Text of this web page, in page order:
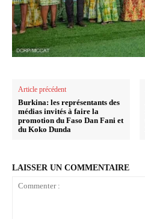
Article précédent
Burkina: les représentants des
médias invités à faire la
promotion du Faso Dan Fani et
du Koko Dunda
LAISSER UN COMMENTAIRE